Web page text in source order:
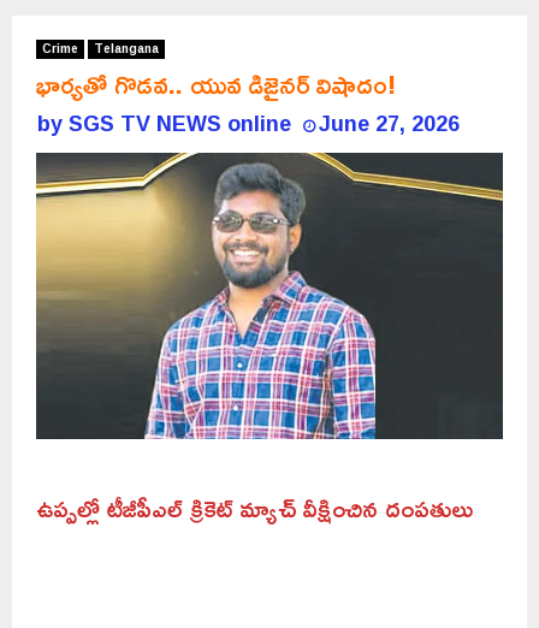
Crime Telangana
భార్యతో గొడవ.. యువ డిజైనర్ విషాదం!
bySGS TV NEWS online June 27, 2026
ఉప్పల్లో టీజీపీఎల్ క్రికెట్ మ్యాచ్ వీక్షించిన దంపతులు